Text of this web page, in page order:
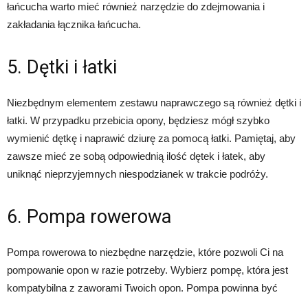
łańcucha warto mieć również narzędzie do zdejmowania i
zakładania łącznika łańcucha.
5. Dętki i łatki
Niezbędnym elementem zestawu naprawczego są również dętki i
łatki. W przypadku przebicia opony, będziesz mógł szybko
wymienić dętkę i naprawić dziurę za pomocą łatki. Pamiętaj, aby
zawsze mieć ze sobą odpowiednią ilość dętek i łatek, aby
uniknąć nieprzyjemnych niespodzianek w trakcie podróży.
6. Pompa rowerowa
Pompa rowerowa to niezbędne narzędzie, które pozwoli Ci na
pompowanie opon w razie potrzeby. Wybierz pompę, która jest
kompatybilna z zaworami Twoich opon. Pompa powinna być